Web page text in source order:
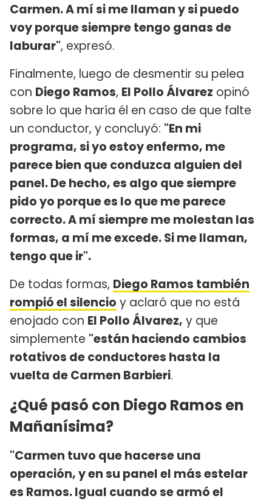
Carmen. A mí si me llaman y si puedo
voy porque siempre tengo ganas de
laburar", expresó.
Finalmente, luego de desmentir su pelea
con Diego Ramos, El Pollo Álvarez opinó
sobre lo que haría él en caso de que falte
un conductor, y concluyó: "En mi
programa, si yo estoy enfermo, me
parece bien que conduzca alguien del
panel. De hecho, es algo que siempre
pido yo porque es lo que me parece
correcto. A mí siempre me molestan las
formas, a mí me excede. Si me llaman,
tengo que ir".
De todas formas, Diego Ramos también
rompió el silencio y aclaró que no está
enojado con El Pollo Álvarez, y que
simplemente "están haciendo cambios
rotativos de conductores hasta la
vuelta de Carmen Barbieri.
¿Qué pasó con Diego Ramos en
Mañanísima?
"Carmen tuvo que hacerse una
operación, y en su panel el más estelar
es Ramos. Igual cuando se armó el